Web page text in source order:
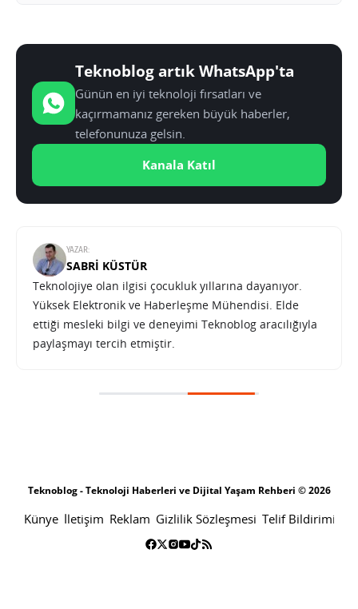
Teknoblog artık WhatsApp'ta
Günün en iyi teknoloji fırsatları ve
kaçırmamanız gereken büyük haberler,
telefonunuza gelsin.
Kanala Katıl
YAZAR:
SABRI KÜSTÜR
Teknolojiye olan ilgisi çocukluk yıllarına dayanıyor.
Yüksek Elektronik ve Haberleşme Mühendisi. Elde
ettiği mesleki bilgi ve deneyimi Teknoblog aracılığıyla
paylaşmayı tercih etmiştir.
üreticilerine lisanslamayı
düşünüyor
24 KASIM 2011 06:44